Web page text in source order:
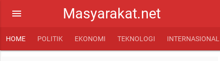
Masyarakat.net
menu
HOME POLITIK EKONOMI TEKNOLOGI INTERNASIONAL